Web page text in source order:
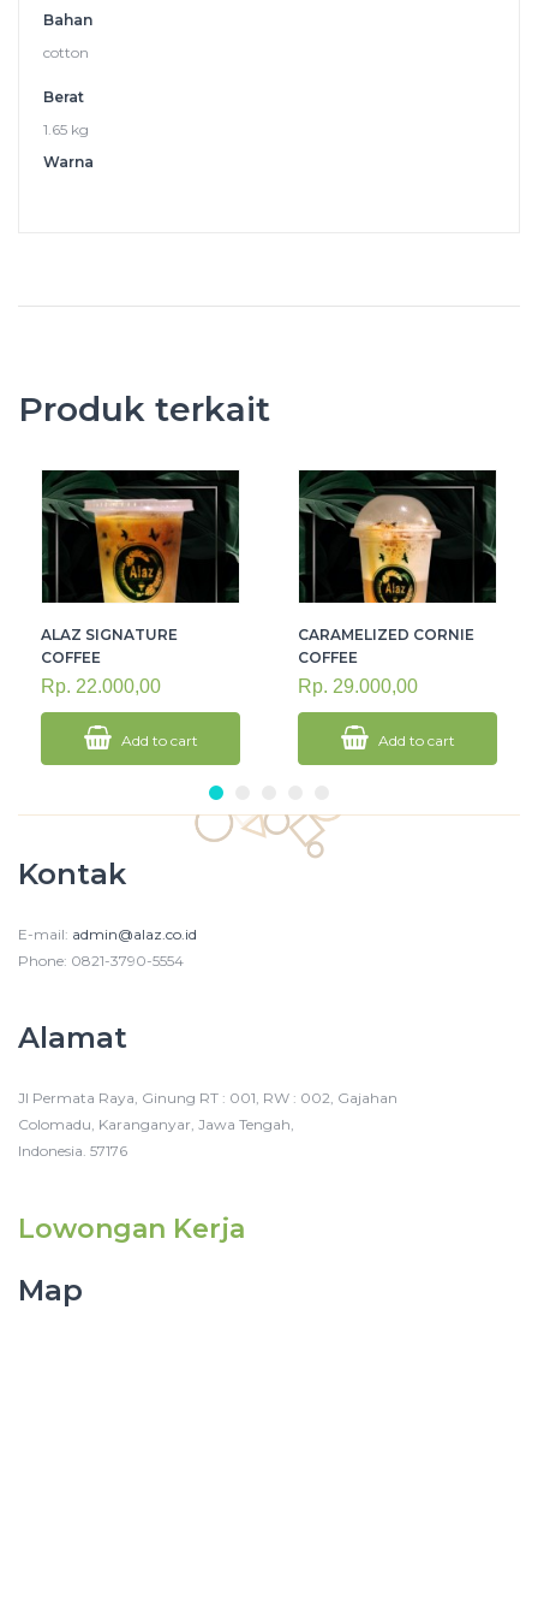
Bahan
cotton
Berat
1.65 kg
Warna
Produk terkait
CARAMELIZED CORNIE
Rp. 29.000,00
ROSEMARY
Rp. 26.000,00
Kontak
E-mail: admin@alaz.co.id
Phone: 0821-3790-5554
Alamat
Jl Permata Raya, Ginung RT : 001, RW : 002, Gajahan
Colomadu, Karanganyar, Jawa Tengah,
Indonesia. 57176
Lowongan Kerja
Map